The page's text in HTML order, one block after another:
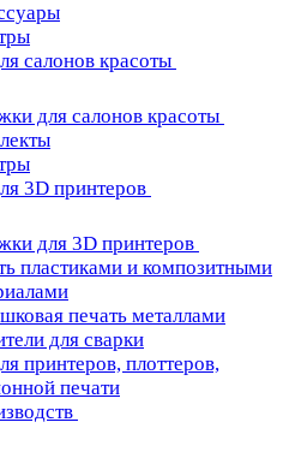
салонов красоты
для салонов красоты
3D принтеров
для 3D принтеров
пластиками и композитными
печать металлами
для сварки
принтеров, плоттеров,
печати